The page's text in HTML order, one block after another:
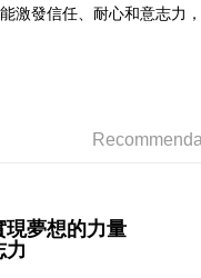
on orders of
激發信任、耐心和意志力
現夢想的力量
力